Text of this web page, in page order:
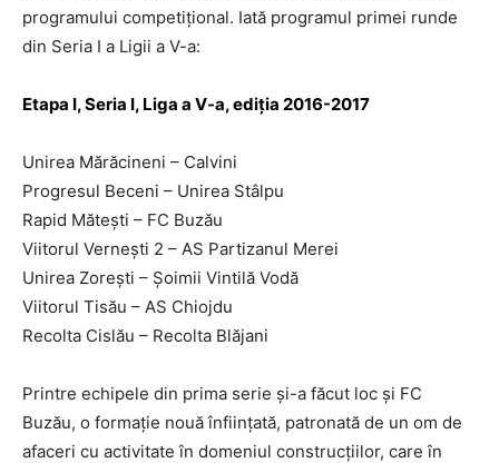
programului competiţional. Iată programul primei runde
din Seria I a Ligii a V-a:
Etapa I, Seria I, Liga a V-a, ediţia 2016-2017
Unirea Mărăcineni – Calvini
Progresul Beceni – Unirea Stâlpu
Rapid Măteşti – FC Buzău
Viitorul Verneşti 2 – AS Partizanul Merei
Unirea Zoreşti – Şoimii Vintilă Vodă
Viitorul Tisău – AS Chiojdu
Recolta Cislău – Recolta Blăjani
Printre echipele din prima serie şi-a făcut loc şi FC
Buzău, o formaţie nouă înfiinţată, patronată de un om de
afaceri cu activitate în domeniul construcţiilor, care în